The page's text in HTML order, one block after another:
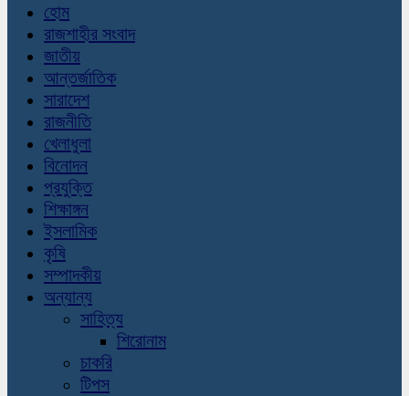
হোম
রাজশাহীর সংবাদ
জাতীয়
আন্তর্জাতিক
সারাদেশ
রাজনীতি
খেলাধুলা
বিনোদন
প্রযুক্তি
শিক্ষাঙ্গন
ইসলামিক
কৃষি
সম্পাদকীয়
অন্যান্য
সাহিত্য
শিরোনাম
চাকরি
টিপস